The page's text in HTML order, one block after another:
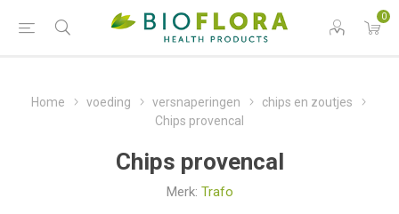
0
Home voeding versnaperingen
chips en zoutjes
Chips provencal
Chips provencal
Merk: Trafo